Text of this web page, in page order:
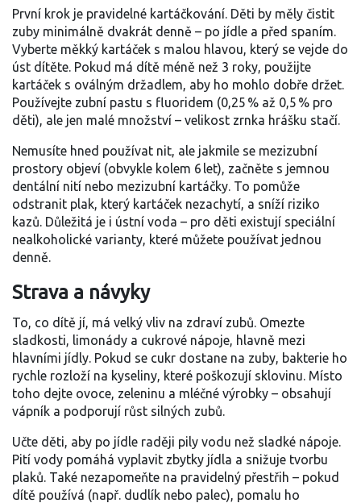
První krok je pravidelné kartáčkování. Děti by měly čistit
zuby minimálně dvakrát denně – po jídle a před spaním.
Vyberte měkký kartáček s malou hlavou, který se vejde do
úst dítěte. Pokud má dítě méně než 3 roky, použijte
kartáček s oválným držadlem, aby ho mohlo dobře držet.
Používejte zubní pastu s fluoridem (0,25 % až 0,5 % pro
děti), ale jen malé množství – velikost zrnka hrášku stačí.
Nemusíte hned používat nit, ale jakmile se mezizubní
prostory objeví (obvykle kolem 6 let), začněte s jemnou
dentální nití nebo mezizubní kartáčky. To pomůže
odstranit plak, který kartáček nezachytí, a sníží riziko
kazů. Důležitá je i ústní voda – pro děti existují speciální
nealkoholické varianty, které můžete používat jednou
denně.
Strava a návyky
To, co dítě jí, má velký vliv na zdraví zubů. Omezte
sladkosti, limonády a cukrové nápoje, hlavně mezi
hlavními jídly. Pokud se cukr dostane na zuby, bakterie ho
rychle rozloží na kyseliny, které poškozují sklovinu. Místo
toho dejte ovoce, zeleninu a mléčné výrobky – obsahují
vápník a podporují růst silných zubů.
Učte děti, aby po jídle raději pily vodu než sladké nápoje.
Pití vody pomáhá vyplavit zbytky jídla a snižuje tvorbu
plaků. Také nezapomeňte na pravidelný přestřih – pokud
dítě používá (např. dudlík nebo palec), pomalu ho